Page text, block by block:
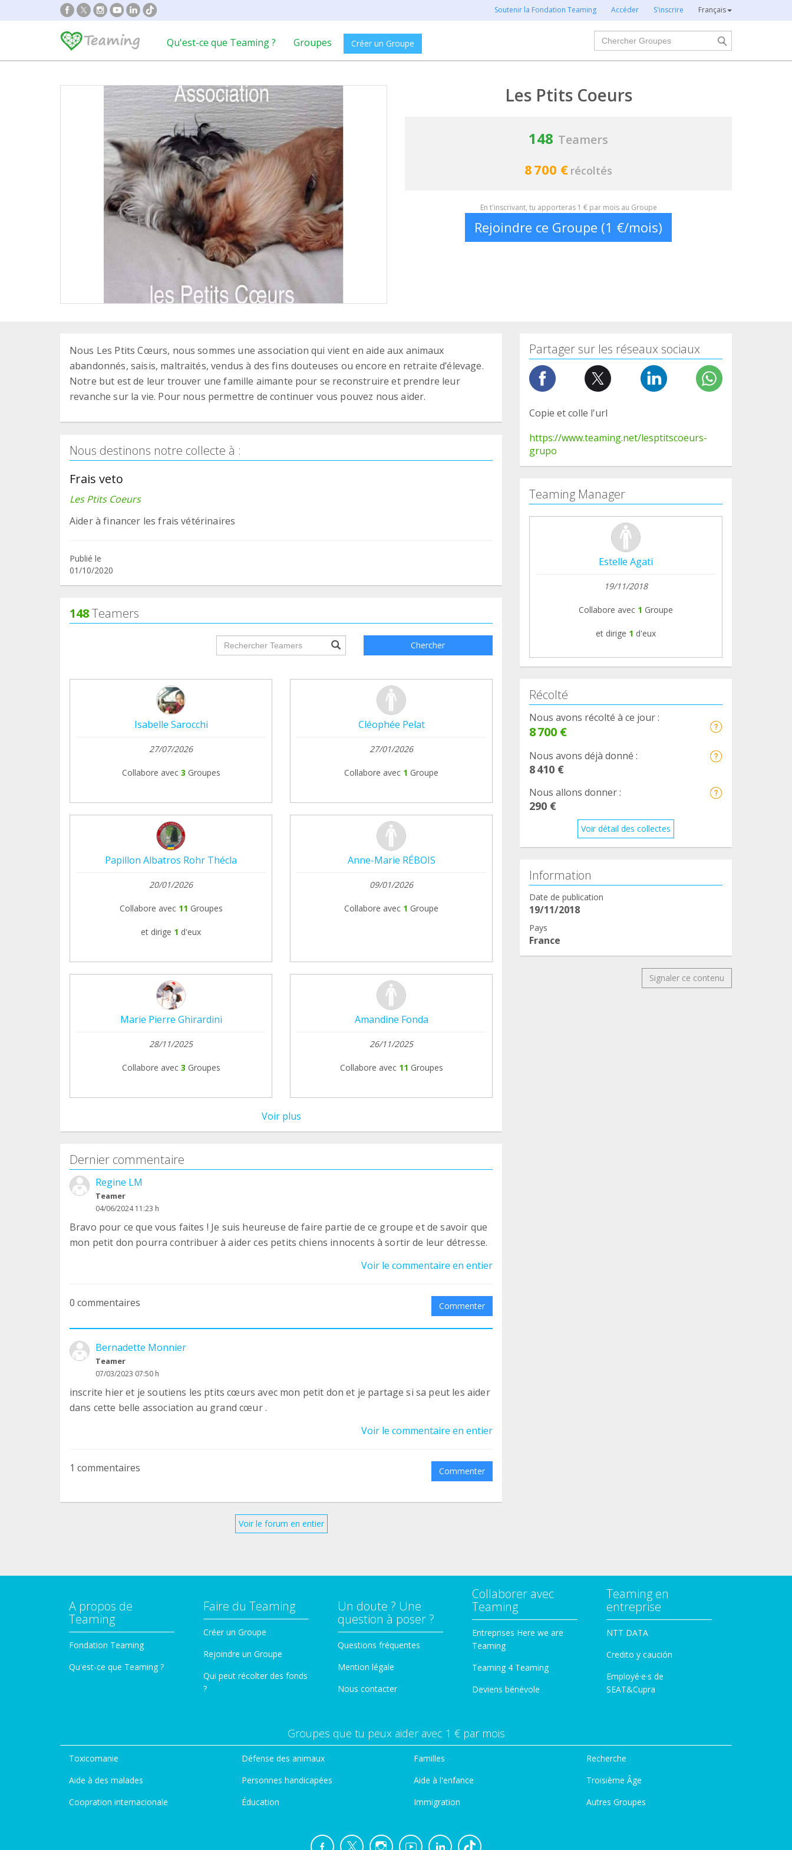
Soutenir la Fondation Teaming Accéder S'inscrire Français
Qu'est-ce que Teaming ? Groupes Créer un Groupe
Chercher
Les Ptits Coeurs
148 Teamers
8 700 € récoltés
En t'inscrivant, tu apporteras 1 € par mois au Groupe
Rejoindre ce Groupe (1 €/mois)
Nous Les Ptits Cœurs, nous sommes une association qui vient en aide aux animaux
abandonnés, saisis, maltraités, vendus à des fins douteuses ou encore en retraite d’élevage.
Notre but est de leur trouver une famille aimante pour se reconstruire et prendre leur
revanche sur la vie. Pour nous permettre de continuer vous pouvez nous aider.
Nous destinons notre collecte à :
Frais veto
Les Ptits Coeurs
Aider à financer les frais vétérinaires
Publié le
01/10/2020
148Teamers
groupProfile.searchForm.search.text??? Chercher
Isabelle Sarocchi
27/07/2026
Collabore avec 3 Groupes
Cléophée Pelat
27/01/2026
Collabore avec 1 Groupe
Papillon Albatros Rohr Thécla
20/01/2026
Collabore avec 11 Groupes
et dirige 1 d'eux
Anne-Marie RÉBOIS
09/01/2026
Collabore avec 1 Groupe
Marie Pierre Ghirardini
28/11/2025
Collabore avec 3 Groupes
Amandine Fonda
26/11/2025
Collabore avec 11 Groupes
Voir plus
Dernier commentaire
Regine LM
Teamer
04/06/2024 11:23 h
Bravo pour ce que vous faites ! Je suis heureuse de faire partie de ce groupe et de savoir que
mon petit don pourra contribuer à aider ces petits chiens innocents à sortir de leur détresse.
Voir le commentaire en entier
0 commentaires Commenter
Bernadette Monnier
Teamer
07/03/2023 07:50 h
inscrite hier et je soutiens les ptits cœurs avec mon petit don et je partage si sa peut les aider
dans cette belle association au grand cœur .
Voir le commentaire en entier
1 commentaires Commenter
Voir le forum en entier
Partager sur les réseaux sociaux
Copie et colle l'url
https://www.teaming.net/lesptitscoeurs-
grupo
Teaming Manager
Estelle Agati
19/11/2018
Collabore avec 1 Groupe
et dirige 1 d'eux
Récolté
Nous avons récolté à ce jour :
8 700 €
Nous avons déjà donné :
8 410 €
Nous allons donner :
290 €
Voir détail des collectes
Information
Date de publication
19/11/2018
Pays
France
Signaler ce contenu
A propos de
Teaming
Fondation Teaming
Qu'est-ce que Teaming ?
Faire du Teaming
Créer un Groupe
Rejoindre un Groupe
Qui peut récolter des fonds
?
Un doute ? Une
question à poser ?
Questions fréquentes
Mention légale
Nous contacter
Collaborer avec
Teaming
Entreprises Here we are
Teaming
Teaming 4 Teaming
Deviens bénévole
Teaming en
entreprise
NTT DATA
Credito y caución
Employé·e·s de
SEAT&Cupra
Groupes que tu peux aider avec 1 € par mois
Toxicomanie
Aide à des malades
Coopration internacionale
Défense des animaux
Personnes handicapées
Éducation
Familles
Aide à l'enfance
Immigration
Recherche
Troisième Âge
Autres Groupes